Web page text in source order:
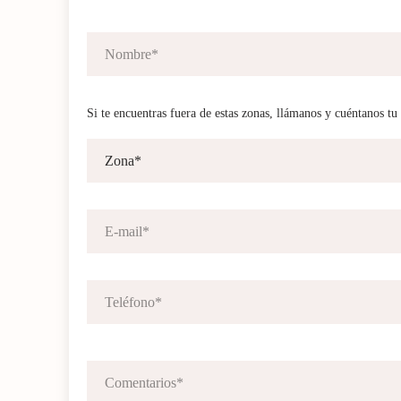
Si te encuentras fuera de estas zonas, llámanos y cuéntanos tu